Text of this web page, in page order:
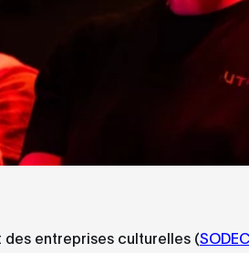
entreprises culturelles (SODEC